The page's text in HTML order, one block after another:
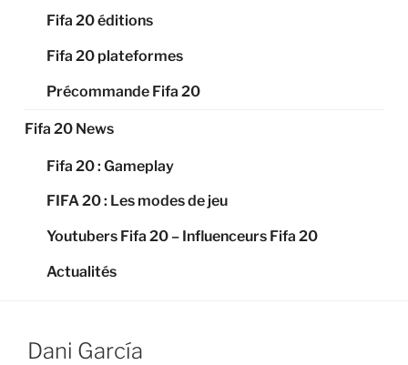
Fifa 20 éditions
Fifa 20 plateformes
Précommande Fifa 20
Fifa 20 News
Fifa 20 : Gameplay
FIFA 20 : Les modes de jeu
Youtubers Fifa 20 – Influenceurs Fifa 20
Actualités
Dani García